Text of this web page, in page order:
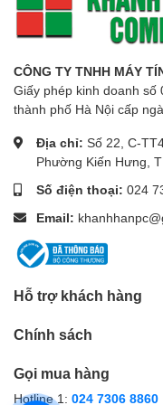
CÔNG TY TNHH MÁY
Giấy phép kinh doanh
thành phố Hà Nội cấp
Địa chỉ: Số 22, C-
Phường Kiến Hưng,
Số điện thoại: 024
Email:
Hỗ trợ khách hàng
Chính sách
Gọi mua hàng
Hotline 1: 024 7306 8860